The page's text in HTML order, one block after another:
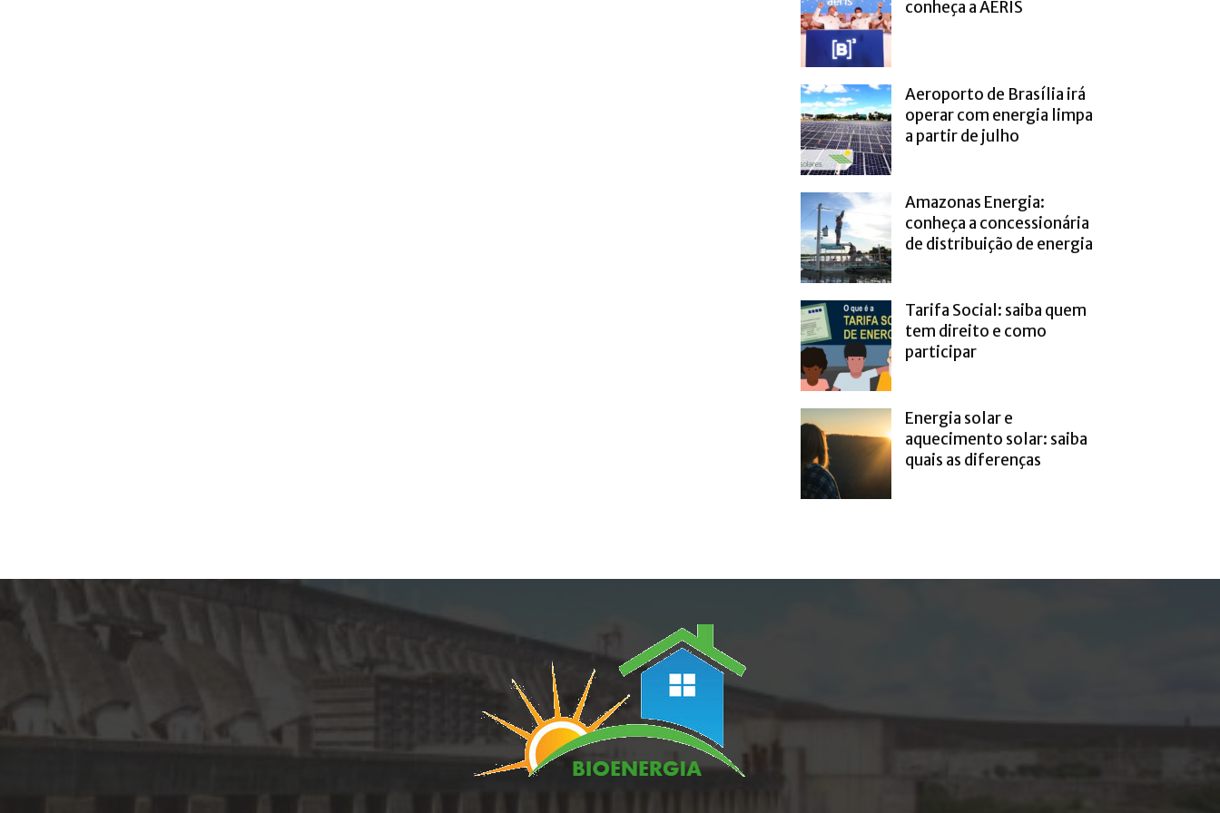
conheça a AERIS
Aeroporto de Brasília irá
operar com energia limpa
a partir de julho
Amazonas Energia:
conheça a concessionária
de distribuição de energia
Tarifa Social: saiba quem
tem direito e como
participar
Energia solar e
aquecimento solar: saiba
quais as diferenças